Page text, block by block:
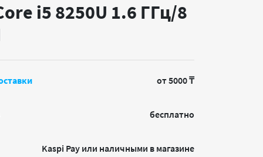
i5 8250U 1.6 ГГц/8
от 5000 ₸
бесплатно
Kaspi Pay или наличными в магазине